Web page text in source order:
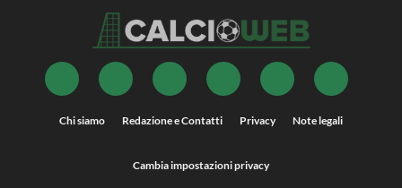
Chi siamo Redazione e Contatti Privacy Note legali
Cambia impostazioni privacy